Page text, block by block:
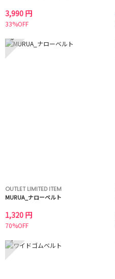
3,990 円
33%OFF
5
OUTLET LIMITED ITEM
MURUA_ナローベルト
1,320 円
70%OFF
7